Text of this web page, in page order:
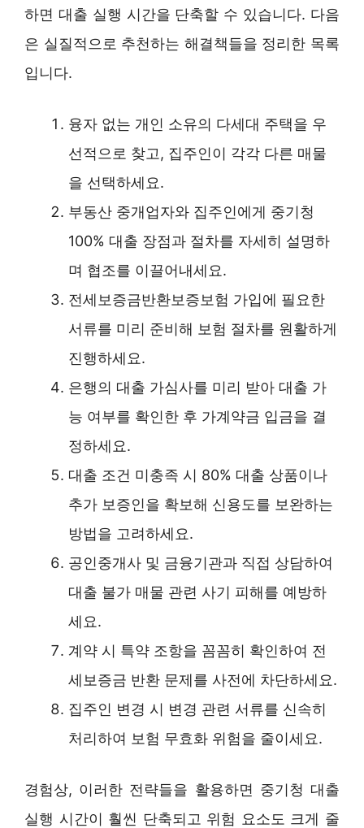
하면 대출 실행 시간을 단축할 수 있습니다. 다음
은 실질적으로 추천하는 해결책들을 정리한 목록
입니다.
융자 없는 개인 소유의 다세대 주택을 우
선적으로 찾고, 집주인이 각각 다른 매물
을 선택하세요.
부동산 중개업자와 집주인에게 중기청
100% 대출 장점과 절차를 자세히 설명하
며 협조를 이끌어내세요.
전세보증금반환보증보험 가입에 필요한
서류를 미리 준비해 보험 절차를 원활하게
진행하세요.
은행의 대출 가심사를 미리 받아 대출 가
능 여부를 확인한 후 가계약금 입금을 결
정하세요.
대출 조건 미충족 시 80% 대출 상품이나
추가 보증인을 확보해 신용도를 보완하는
방법을 고려하세요.
공인중개사 및 금융기관과 직접 상담하여
대출 불가 매물 관련 사기 피해를 예방하
세요.
계약 시 특약 조항을 꼼꼼히 확인하여 전
세보증금 반환 문제를 사전에 차단하세요.
집주인 변경 시 변경 관련 서류를 신속히
처리하여 보험 무효화 위험을 줄이세요.
경험상, 이러한 전략들을 활용하면 중기청 대출
실행 시간이 훨씬 단축되고 위험 요소도 크게 줄